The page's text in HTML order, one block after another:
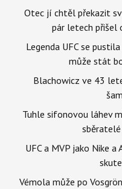
Otec jí chtěl překazit
pár letech přišel
Legenda UFC se
může stát
Blachowicz ve 43
Tuhle sifonovou láhev
UFC a MVP jako Nike a
Vémola může po